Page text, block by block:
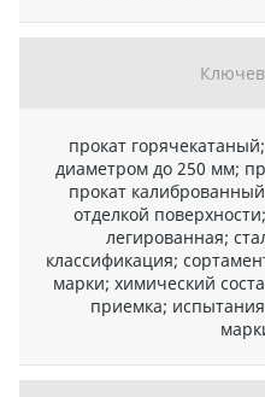
прокат
диаметром до 250 мм;
прокат
отделкой
легированная;
классификация;
марки; химический
приемка;